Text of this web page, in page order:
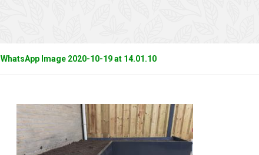
WhatsApp Image 2020-10-19 at 14.01.10